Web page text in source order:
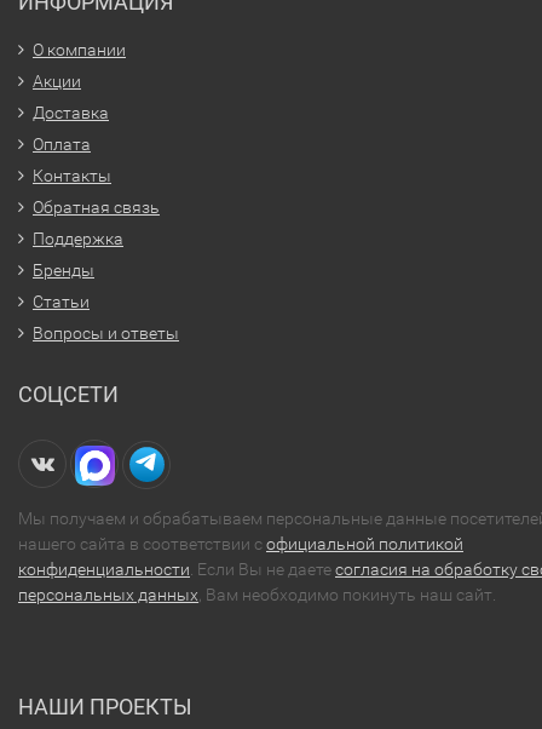
О компании
Акции
Доставка
Оплата
Контакты
Обратная связь
Поддержка
Бренды
Статьи
Вопросы и ответы
СОЦСЕТИ
Мы получаем и обрабатываем персональные данные
нашего сайта в соответствии софициальной политикой
конфиденциальности . Если Вы не даетесогласия на обработку
персональных данных , Вам необходимо покинуть наш сайт.
НАШИ ПРОЕКТЫ